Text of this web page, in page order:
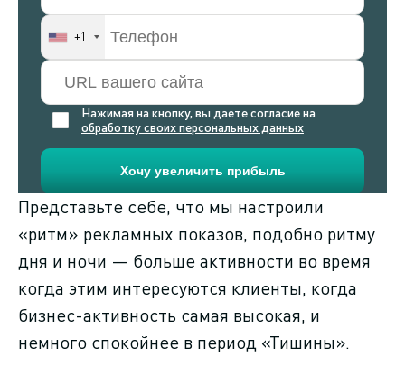
+1
Нажимая на кнопку, вы даете согласие на
обработку своих персональных данных
Представьте себе, что мы настроили
«ритм» рекламных показов, подобно ритму
дня и ночи — больше активности во время
когда этим интересуются клиенты, когда
бизнес-активность самая высокая, и
немного спокойнее в период «Тишины».